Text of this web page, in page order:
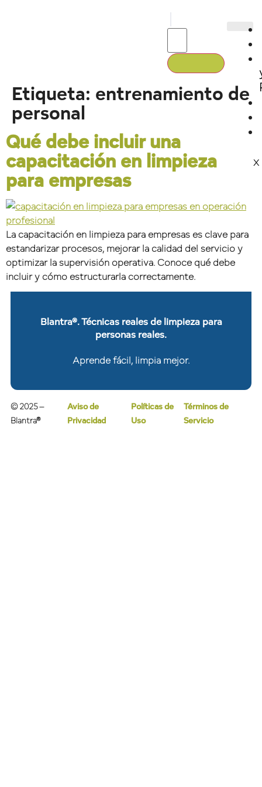
X
Etiqueta: entrenamiento de
personal
Qué debe incluir una
capacitación en limpieza
para empresas
La capacitación en limpieza para empresas es clave para
estandarizar procesos, mejorar la calidad del servicio y
optimizar la supervisión operativa. Conoce qué debe
incluir y cómo estructurarla correctamente.
Blantra®. Técnicas reales de limpieza para
personas reales.
Aprende fácil, limpia mejor.
© 2025 –
Blantra®
Aviso de
Privacidad
Políticas de
Uso
Términos de
Servicio